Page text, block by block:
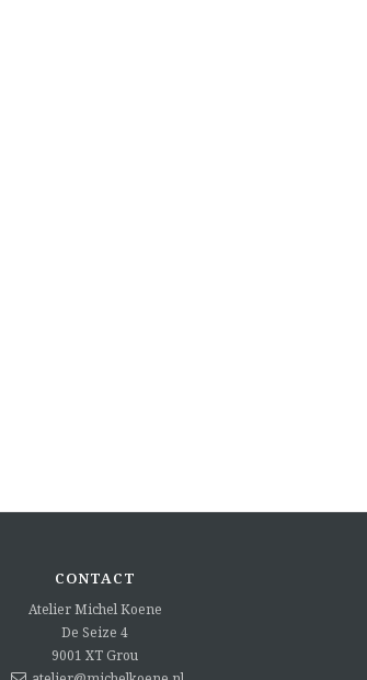
CONTACT
Atelier Michel Koene
De Seize 4
9001 XT Grou